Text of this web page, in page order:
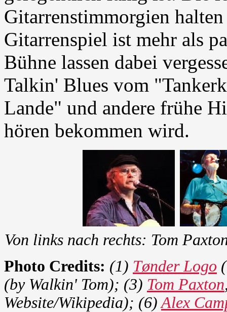
Gitarrenstimmorgien
Gitarrenspiel ist mehr als
Bühne lassen dabei
Talkin' Blues vom
Lande" und andere frühe
hören bekommen wird.
Von links nach rechts: Tom
Photo Credits: (1) Tønder Logo
(by Walkin' Tom); (3) Tom Paxton
Website/Wikipedia); (6)Alex